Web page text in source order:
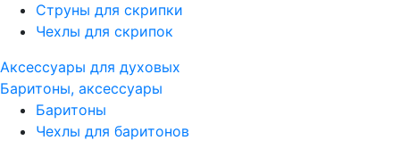
Струны для скрипки
Чехлы для скрипок
Аксессуары для духовых
Баритоны, аксессуары
Баритоны
Чехлы для баритонов